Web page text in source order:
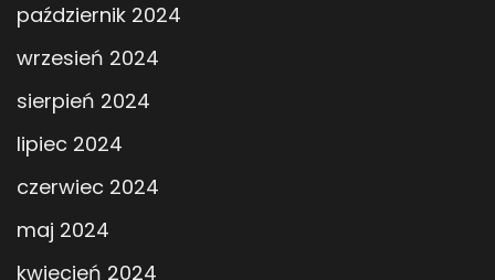
październik 2024
wrzesień 2024
sierpień 2024
lipiec 2024
czerwiec 2024
maj 2024
kwiecień 2024